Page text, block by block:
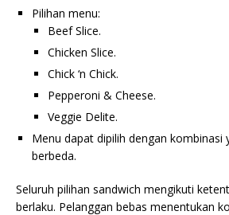
Pilihan menu:
Beef Slice.
Chicken Slice.
Chick ‘n Chick.
Pepperoni & Cheese.
Veggie Delite.
Menu dapat dipilih dengan kombinasi
berbeda.
Seluruh pilihan sandwich mengikuti
berlaku. Pelanggan bebas menentukan